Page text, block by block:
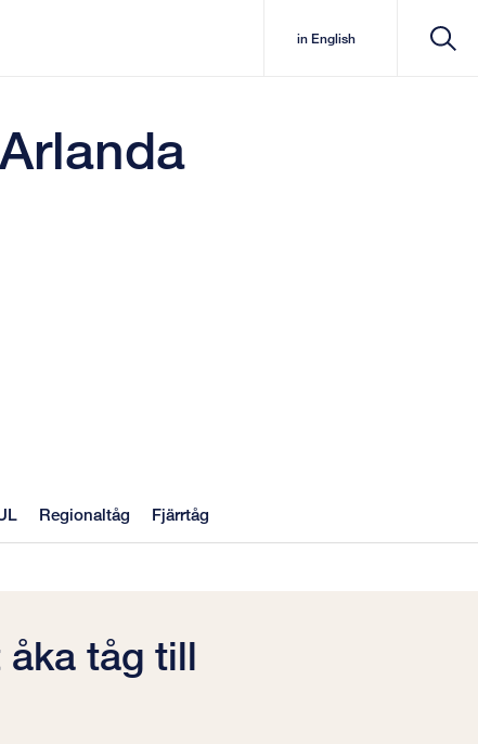
in English
Regionaltåg Fjärrtåg
tåg till